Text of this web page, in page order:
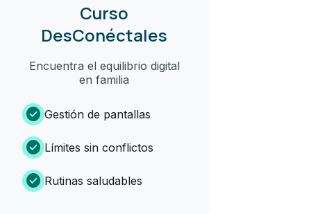
Curso
DesConéctales
Encuentra el equilibrio digital
en familia
check_circle Gestión de pantallas
check_circle Límites sin conflictos
check_circle Rutinas saludables